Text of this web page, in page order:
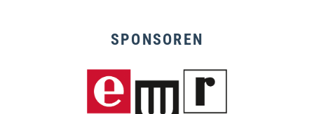
SPONSOREN